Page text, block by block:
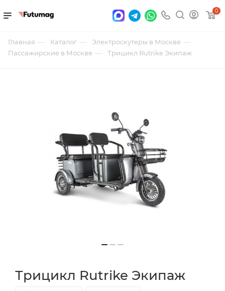
0
Главная — Каталог — Электроскутеры в Москве —
Пассажирские в Москве — Трицикл Rutrike Экипаж
Трицикл Rutrike Экипаж